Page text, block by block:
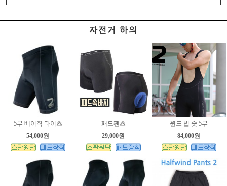
자전거 하의
5부 베이직 타이츠
54,000원
패드팬츠
29,000원
윈드 빕 숏 5부
84,000원